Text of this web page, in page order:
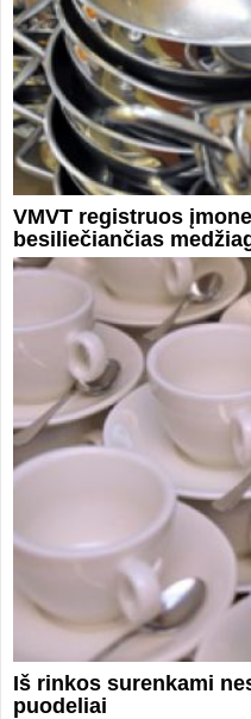
VMVT registruos
besiliečiančias
Iš rinkos surenkami
puodeliai